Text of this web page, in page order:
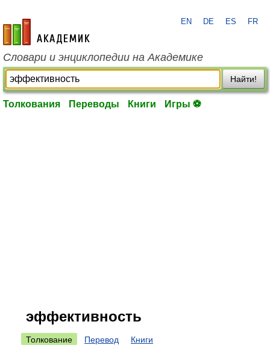
academic.ru
EN DE ES FR
Словари и энциклопедии на Академике
Найти!
Толкования Переводы Книги Игры ⚽
эффективность
Толкование Перевод Книги